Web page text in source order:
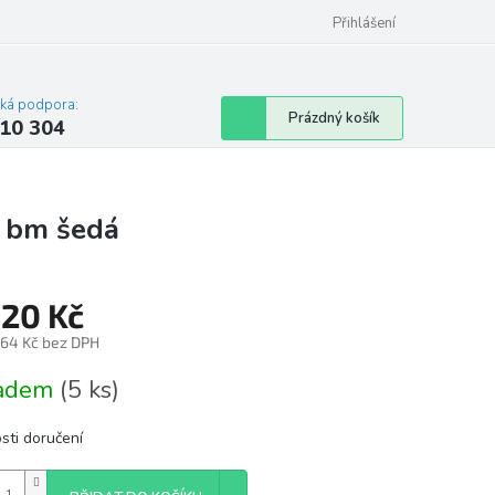
Přihlášení
podpora:
304
Nákupní
košík
Prázdný košík
šedá
Kč
Kč bez DPH
(5 ks)
doručení